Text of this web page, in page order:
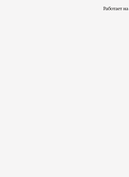
Работает на